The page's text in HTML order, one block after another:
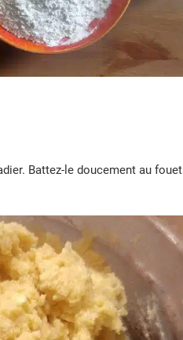
Battez-le doucement au fouet